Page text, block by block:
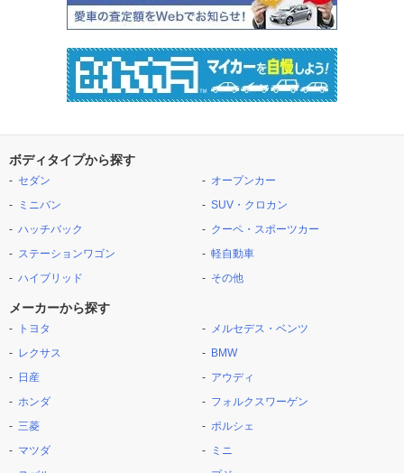
ボディタイプから探す
セダン
ミニバン
ハッチバック
ステーションワゴン
ハイブリッド
オープンカー
SUV・クロカン
クーペ・スポーツカー
軽自動車
その他
メーカーから探す
トヨタ
レクサス
日産
ホンダ
三菱
マツダ
メルセデス・ベンツ
BMW
アウディ
フォルクスワーゲン
ポルシェ
ミニ